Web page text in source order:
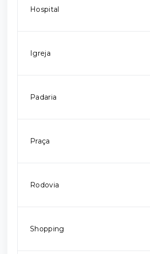
Hospital
Igreja
Padaria
Praça
Rodovia
Shopping